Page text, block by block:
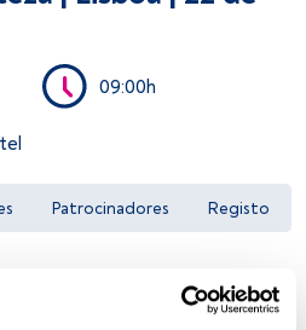
a FundsPeople09:00h
Patrocinadores Registo